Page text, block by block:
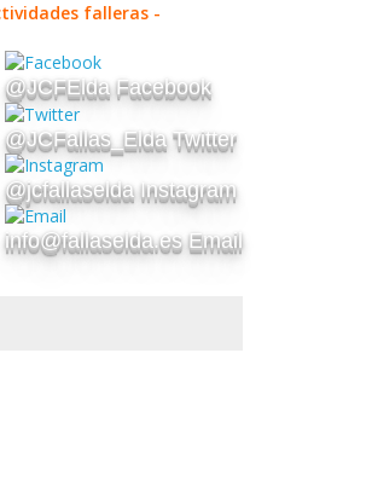
falleras -
@JCFElda Facebook
@JCFallas_Elda Twitter
@jcfallaselda Instagram
info@fallaselda.es Email